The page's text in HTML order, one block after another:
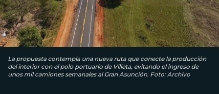
La propuesta contempla una nueva ruta que conecte la producción
del interior con el polo portuario de Villeta, evitando el ingreso de
unos mil camiones semanales al Gran Asunción. Foto: Archivo